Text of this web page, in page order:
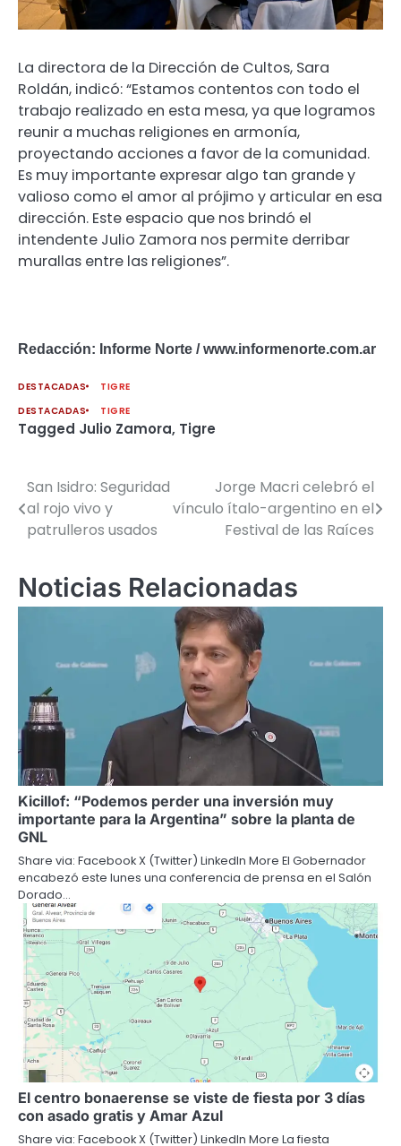
La directora de la Dirección de Cultos, Sara
Roldán, indicó: “Estamos contentos con todo el
trabajo realizado en esta mesa, ya que logramos
reunir a muchas religiones en armonía,
proyectando acciones a favor de la comunidad.
Es muy importante expresar algo tan grande y
valioso como el amor al prójimo y articular en esa
dirección. Este espacio que nos brindó el
intendente Julio Zamora nos permite derribar
murallas entre las religiones”.
Redacción: Informe Norte / www.informenorte.com.ar
DESTACADAS
TIGRE
DESTACADAS
TIGRE
Tagged Julio Zamora, Tigre
Navegación
de
San Isidro: Seguridad
al rojo vivo y
patrulleros usados
Jorge Macri celebró el
vínculo ítalo-argentino en el
Festival de las Raíces
Noticias Relacionadas
Kicillof: “Podemos perder una inversión muy
importante para la Argentina” sobre la planta de
GNL
Share via: Facebook X (Twitter) LinkedIn More El Gobernador
encabezó este lunes una conferencia de prensa en el Salón
Dorado…
El centro bonaerense se viste de fiesta por 3 días
con asado gratis y Amar Azul
Share via: Facebook X (Twitter) LinkedIn More La fiesta